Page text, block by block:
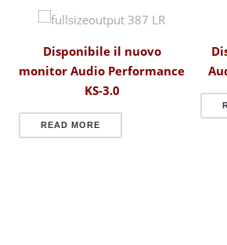
Disponibile il nuovo
monitor Audio Performance
KS-3.0
READ MORE